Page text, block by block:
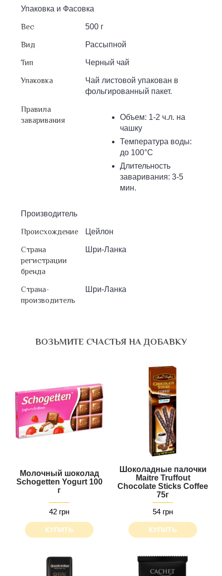
Упаковка и Фасовка
Вес 500 г
Вид Рассыпной
Тип Черный чай
Упаковка
Чай листовой упакован в
фольгированный пакет.
Правила
заваривания
Объем: 1-2 ч.л. на
чашку
Температура воды:
до 100°С
Длительность
заваривания: 3-5
мин.
Производитель
Происхождение Цейлон
Страна
регистрации
бренда
Шри-Ланка
Страна-
производитель
Шри-Ланка
ВОЗЬМИТЕ СЧАСТЬЯ НА ДОБАВКУ
Молочный шоколад
Schogetten Yogurt 100
г
42 грн
КУПИТЬ
Шоколадные палочки
Maitre Truffout
Chocolate Sticks Сoffee
75г
54 грн
КУПИТЬ